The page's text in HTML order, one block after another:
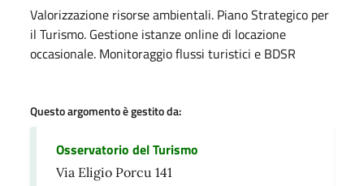
Dettagli della notizia
Valorizzazione risorse ambientali. Piano Strategico per
il Turismo. Gestione istanze online di locazione
occasionale. Monitoraggio flussi turistici e BDSR
Questo argomento è gestito da:
Osservatorio del Turismo
Via Eligio Porcu 141